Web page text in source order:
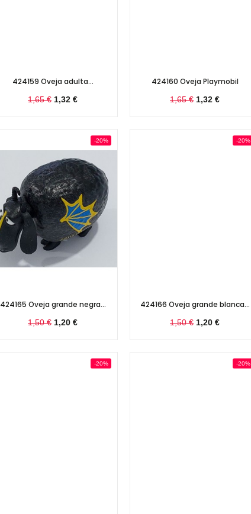
424159 Oveja adulta...
1,65 € 1,32 €
424160 Oveja Playmobil
1,65 € 1,32 €
-20%
424165 Oveja grande negra...
1,50 € 1,20 €
-20%
424166 Oveja grande blanca...
1,50 € 1,20 €
-20% -20%